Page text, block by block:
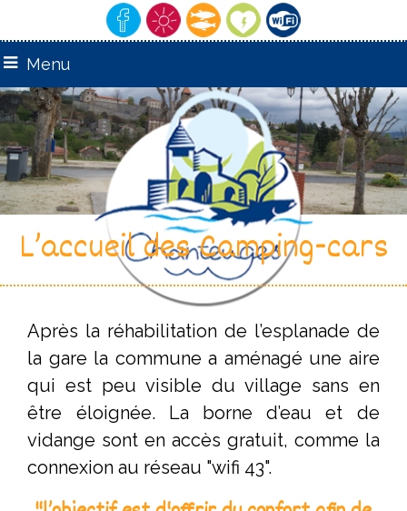
Menu
L’accueil des Camping-cars
Après la réhabilitation de l’esplanade de
la gare la commune a aménagé une aire
qui est peu visible du village sans en
être éloignée. La borne d’eau et de
vidange sont en accès gratuit, comme la
connexion au réseau "wifi 43".